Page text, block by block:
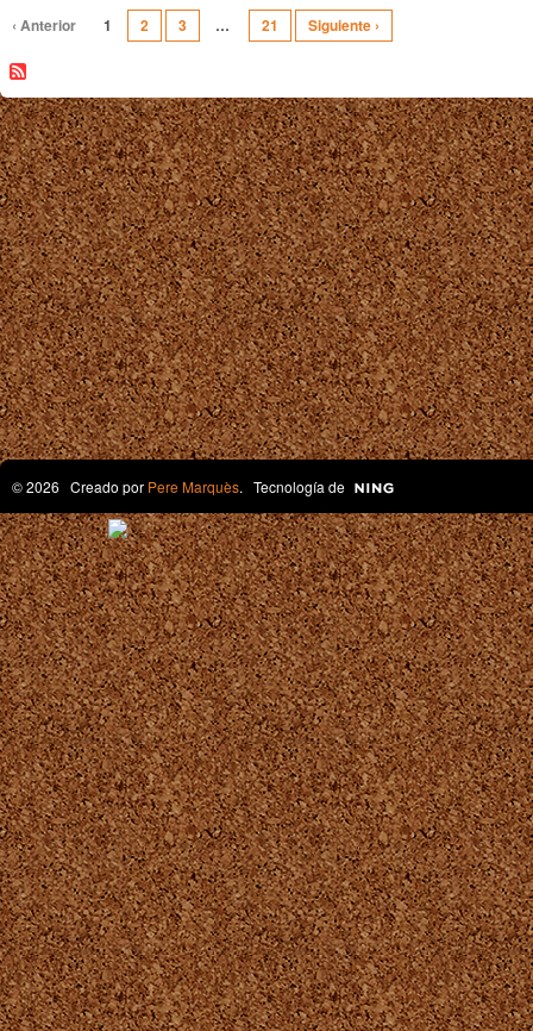
‹ Anterior 1 2 3 … 21 Siguiente ›
© 2026 Creado por Pere Marquès. Tecnología de